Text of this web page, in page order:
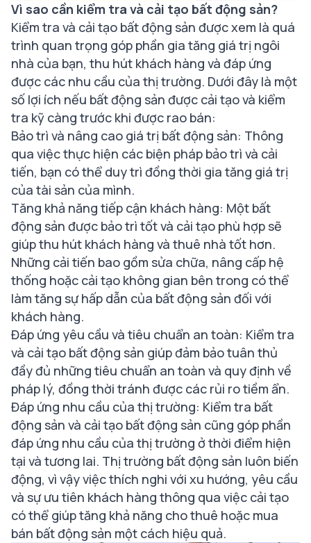
Vì sao cần kiểm tra và cải tạo bất động sản?
Kiểm tra và cải tạo bất động sản được xem là quá
trình quan trọng góp phần gia tăng giá trị ngôi
nhà của bạn, thu hút khách hàng và đáp ứng
được các nhu cầu của thị trường. Dưới đây là một
số lợi ích nếu bất động sản được cải tạo và kiểm
tra kỹ càng trước khi được rao bán:
Bảo trì và nâng cao giá trị bất động sản: Thông
qua việc thực hiện các biện pháp bảo trì và cải
tiến, bạn có thể duy trì đồng thời gia tăng giá trị
của tài sản của mình.
Tăng khả năng tiếp cận khách hàng: Một bất
động sản được bảo trì tốt và cải tạo phù hợp sẽ
giúp thu hút khách hàng và thuê nhà tốt hơn.
Những cải tiến bao gồm sửa chữa, nâng cấp hệ
thống hoặc cải tạo không gian bên trong có thể
làm tăng sự hấp dẫn của bất động sản đối với
khách hàng.
Đáp ứng yêu cầu và tiêu chuẩn an toàn: Kiểm tra
và cải tạo bất động sản giúp đảm bảo tuân thủ
đầy đủ những tiêu chuẩn an toàn và quy định về
pháp lý, đồng thời tránh được các rủi ro tiềm ẩn.
Đáp ứng nhu cầu của thị trường: Kiểm tra bất
động sản và cải tạo bất động sản cũng góp phần
đáp ứng nhu cầu của thị trường ở thời điểm hiện
tại và tương lai. Thị trường bất động sản luôn biến
động, vì vậy việc thích nghi với xu hướng, yêu cầu
và sự ưu tiên khách hàng thông qua việc cải tạo
có thể giúp tăng khả năng cho thuê hoặc mua
bán bất động sản một cách hiệu quả.